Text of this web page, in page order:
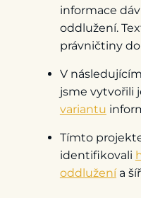
informace
oddlužení.
právničtiny
V
jsme vytvořili
variantu
Tímto
identifikovali
oddluženía